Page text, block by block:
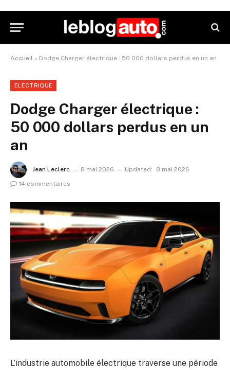
Accueil » Dodge Charger électrique : 50 000 dollars perdus en un an
ELECTRIQUE
Dodge Charger électrique :
50 000 dollars perdus en un
an
Jean Leclerc 8 mai 2026 Updated:
8 mai 2026
14 commentaires
L’industrie automobile électrique traverse une période